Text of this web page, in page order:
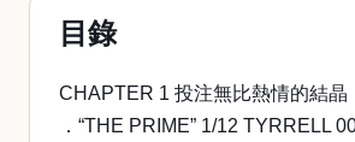
目錄
CHAPTER 1 投注無比熱情的結晶
．“THE PRIME” 1/12